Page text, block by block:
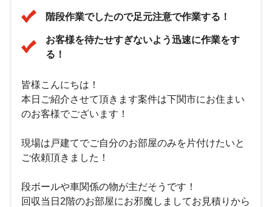
階段作業でしたので足元注意で作業する！
お客様を待たせすぎないよう迅速に作業をす
る！
皆様こんにちは！
本日ご紹介させて頂きます案件は下関市にお住まい
のお客様でございます！
現場は戸建てでご自分のお部屋のみを片付けたいと
ご依頼頂きました！
段ボールや車関係の物が主だそうです！
回収当日2階のお部屋にお邪魔しましてお見積りから